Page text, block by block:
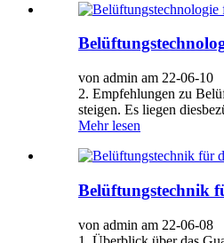
von admin am 22-06-10
2. Empfehlungen zu
steigen. Es liegen
Mehr lesen
Belüftungstechnik
von admin am 22-06-08